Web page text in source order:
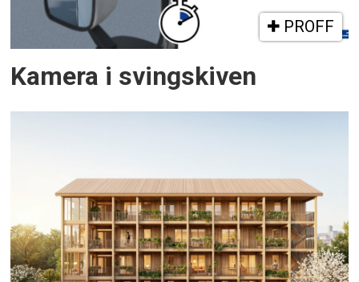
PROFF
Kamera i svingskiven